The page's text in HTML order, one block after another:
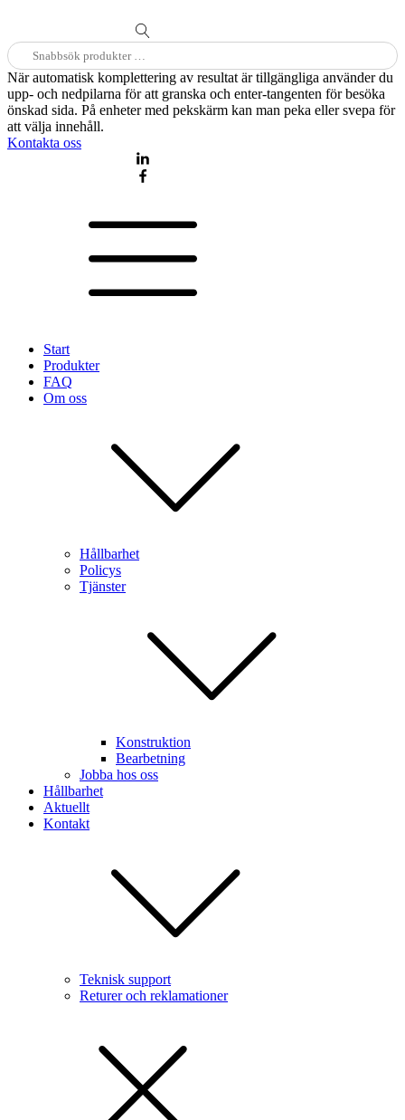
Sök
efter:
När automatisk komplettering av resultat är tillgängliga använder du
upp- och nedpilarna för att granska och enter-tangenten för besöka
önskad sida. På enheter med pekskärm kan man peka eller svepa för
att välja innehåll.
Kontakta oss
Start
Produkter
FAQ
Om oss
Hållbarhet
Policys
Tjänster
Konstruktion
Bearbetning
Jobba hos oss
Hållbarhet
Aktuellt
Kontakt
Teknisk support
Returer och reklamationer